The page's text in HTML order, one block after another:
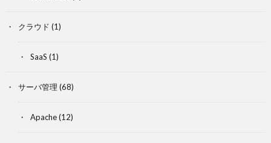
クラウド (1)
SaaS (1)
サーバ管理 (68)
Apache(12)